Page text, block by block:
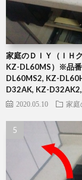
家庭のＤＩＹ（ＩＨ
KZ-DL60MS）※品
DL60MS2, KZ-
D32AK, KZ-
2020.05.10 家庭